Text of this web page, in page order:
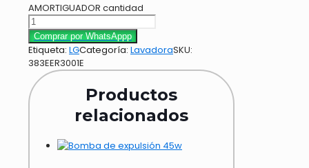
AMORTIGUADOR cantidad
Comprar por WhatsAppp
Etiqueta: LGCategoría: LavadoraSKU:
383EER3001E
Productos
relacionados